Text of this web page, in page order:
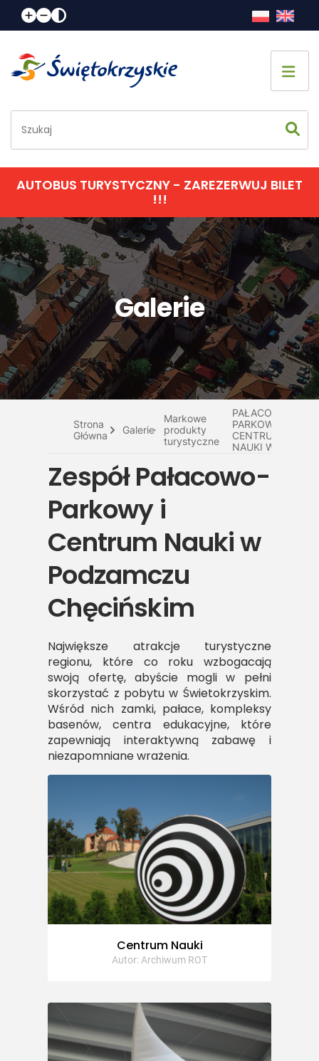
Co zobaczyć
Jak spędzić czas
Gdzie spać
Gdzie zjeść
Informacje praktyczne
Kalendarz imprez
Do pobrania
Interaktywna mapa
AUTOBUS TURYSTYCZNY - ZAREZERWUJ BILET
!!!
Galerie
Strona
Główna
Galerie
Markowe
produkty
turystyczne
ZESPÓŁ
PAŁACOWO-
PARKOWY I
CENTRUM
NAUKI W
Zespół Pałacowo-
Parkowy i
Centrum Nauki w
Podzamczu
Chęcińskim
Największe atrakcje turystyczne
regionu, które co roku wzbogacają
swoją ofertę, abyście mogli w pełni
skorzystać z pobytu w Świetokrzyskim.
Wśród nich zamki, pałace, kompleksy
basenów, centra edukacyjne, które
zapewniają interaktywną zabawę i
niezapomniane wrażenia.
Centrum Nauki
Autor: Archiwum ROT